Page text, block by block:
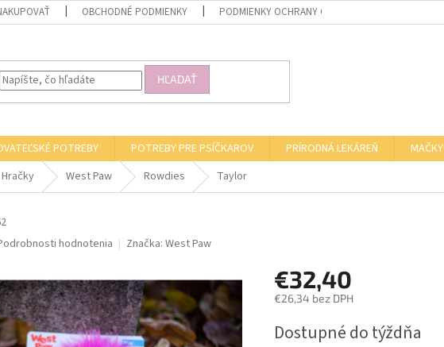
OBCHODNÉ PODMIENKY PODMIENKY OCHRANY OSOBNÝCH ÚDAJOV
HĽADAŤ
POTREBY POTREBY PRE PSÍČKAROV PRÍRODNÁ LEKÁREŇ MAČKY
Hračky West Paw Rowdies Taylor
hodnotenia Značka: West Paw
€32,40
€26,34 bez DPH
cena:
Dostupné do týždňa